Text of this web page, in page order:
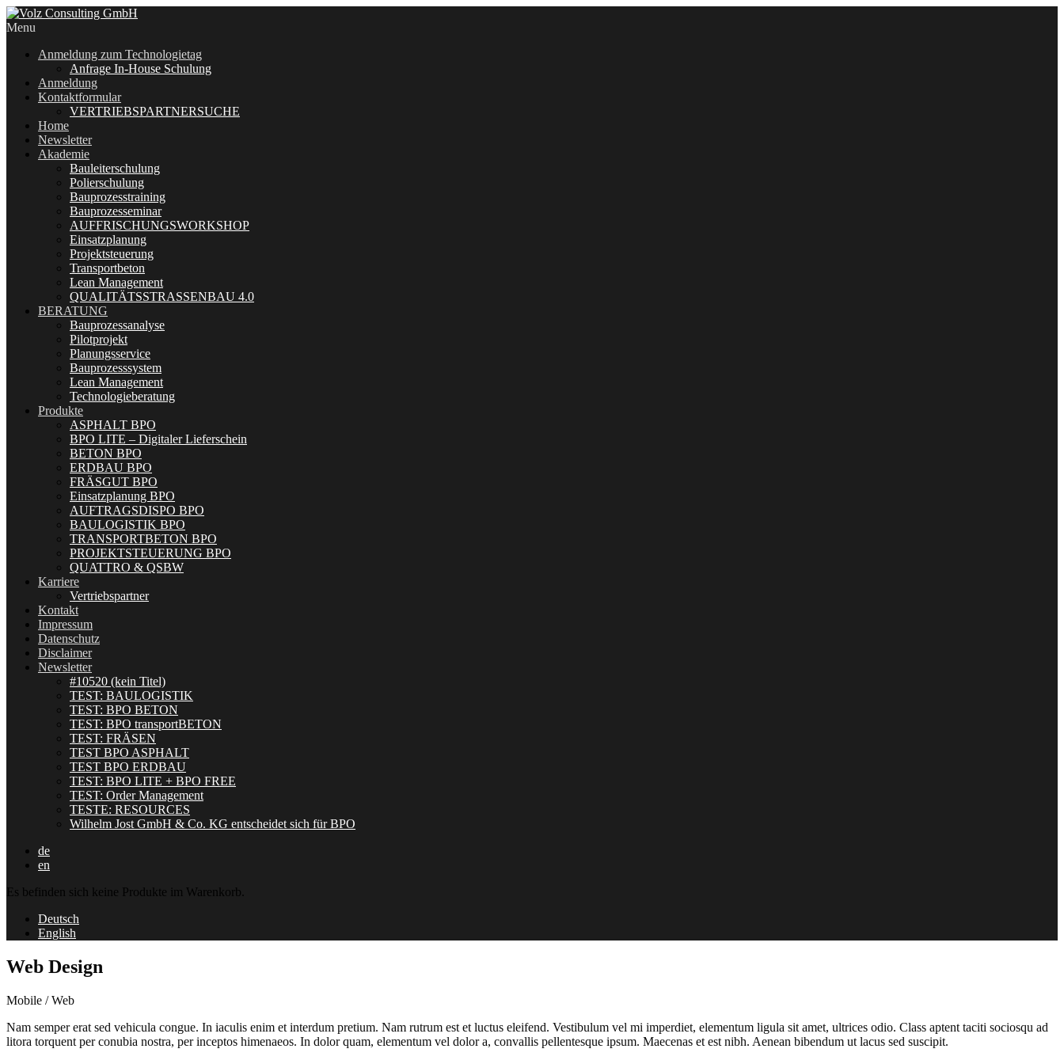
Menu
Anmeldung zum Technologietag
Anfrage In-House Schulung
Anmeldung
Kontaktformular
VERTRIEBSPARTNERSUCHE
Home
Newsletter
Akademie
Bauleiterschulung
Polierschulung
Bauprozesstraining
Bauprozesseminar
AUFFRISCHUNGSWORKSHOP
Einsatzplanung
Projektsteuerung
Transportbeton
Lean Management
QUALITÄTSSTRASSENBAU 4.0
BERATUNG
Bauprozessanalyse
Pilotprojekt
Planungsservice
Bauprozesssystem
Lean Management
Technologieberatung
Produkte
ASPHALT BPO
BPO LITE – Digitaler Lieferschein
BETON BPO
ERDBAU BPO
FRÄSGUT BPO
Einsatzplanung BPO
AUFTRAGSDISPO BPO
BAULOGISTIK BPO
TRANSPORTBETON BPO
PROJEKTSTEUERUNG BPO
QUATTRO & QSBW
Karriere
Vertriebspartner
Kontakt
Impressum
Datenschutz
Disclaimer
Newsletter
#10520 (kein Titel)
TEST: BAULOGISTIK
TEST: BPO BETON
TEST: BPO transportBETON
TEST: FRÄSEN
TEST BPO ASPHALT
TEST BPO ERDBAU
TEST: BPO LITE + BPO FREE
TEST: Order Management
TESTE: RESOURCES
Wilhelm Jost GmbH & Co. KG entscheidet sich für BPO
de
en
Es befinden sich keine Produkte im Warenkorb.
Deutsch
English
Web Design
Mobile / Web
Nam semper erat sed vehicula congue. In iaculis enim et interdum pretium. Nam rutrum est et luctus eleifend. Vestibulum vel mi imperdiet, elementum ligula sit amet, ultrices odio. Class aptent taciti sociosqu ad
litora torquent per conubia nostra, per inceptos himenaeos. In dolor quam, elementum vel dolor a, convallis pellentesque ipsum. Maecenas et est nibh. Aenean bibendum ut lacus sed suscipit.